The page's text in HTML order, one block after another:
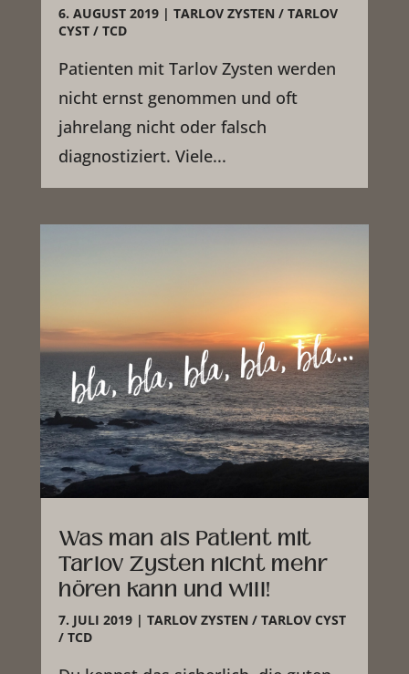
6. AUGUST 2019| TARLOV ZYSTEN / TARLOV
CYST / TCD
Patienten mit Tarlov Zysten werden
nicht ernst genommen und oft
jahrelang nicht oder falsch
diagnostiziert. Viele...
Was man als Patient mit
Tarlov Zysten nicht mehr
hören kann und will!
7. JULI 2019| TARLOV ZYSTEN / TARLOV CYST
/ TCD